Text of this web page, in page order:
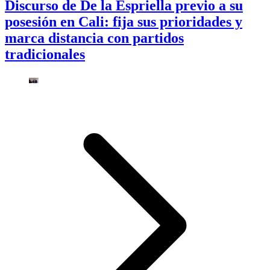
Discurso de De la Espriella previo a su
posesión en Cali: fija sus prioridades y
marca distancia con partidos
tradicionales